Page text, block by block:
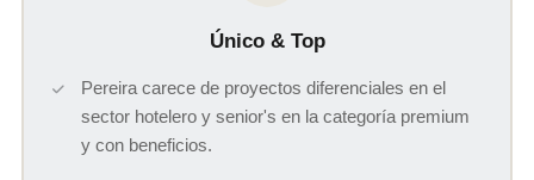
Único & Top
Pereira carece de proyectos diferenciales en el
sector hotelero y senior's en la categoría premium
y con beneficios.